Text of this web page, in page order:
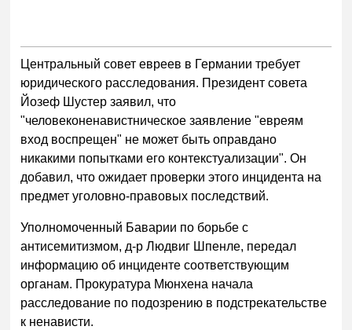
Центральный совет евреев в Германии требует
юридического расследования. Президент совета
Йозеф Шустер заявил, что
"человеконенавистническое заявление "евреям
вход воспрещен" не может быть оправдано
никакими попытками его контекстуализации". Он
добавил, что ожидает проверки этого инцидента на
предмет уголовно-правовых последствий.
Уполномоченный Баварии по борьбе с
антисемитизмом, д-р Людвиг Шпенле, передал
информацию об инциденте соответствующим
органам. Прокуратура Мюнхена начала
расследование по подозрению в подстрекательстве
к ненависти.